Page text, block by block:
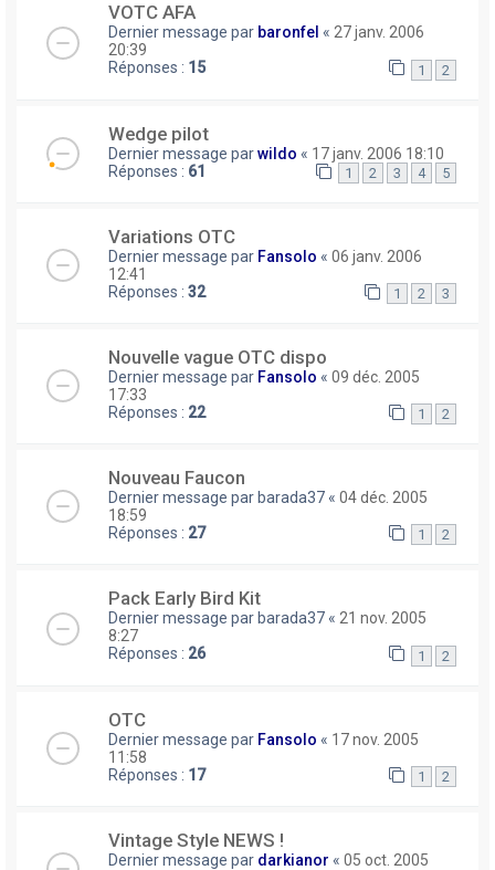
VOTC AFA
Dernier message par baronfel « 27 janv. 2006
20:39
Réponses : 15 1 2
Wedge pilot
Dernier message parwildo « 17 janv. 2006 18:10
Réponses : 61 1 2 3 4 5
Variations OTC
Dernier message par Fansolo « 06 janv. 2006
12:41
Réponses : 32 1 2 3
Nouvelle vague OTC dispo
Dernier message par Fansolo « 09 déc. 2005
17:33
Réponses : 22 1 2
Nouveau Faucon
Dernier message par barada37 « 04 déc. 2005
18:59
Réponses : 27 1 2
Pack Early Bird Kit
Dernier message par barada37 « 21 nov. 2005
8:27
Réponses : 26 1 2
OTC
Dernier message par Fansolo « 17 nov. 2005
11:58
Réponses : 17 1 2
Vintage Style NEWS !
Dernier message par darkianor « 05 oct. 2005